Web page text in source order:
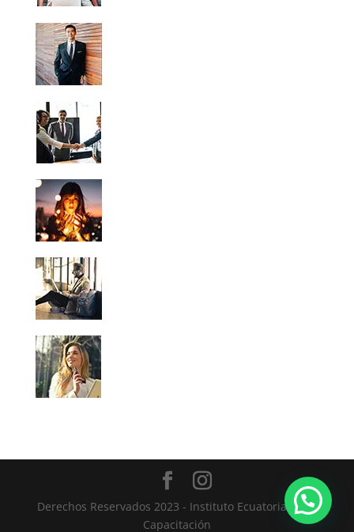
Derechos Reservados 2023 - Instituto Ecuatoriano de
Capacitación